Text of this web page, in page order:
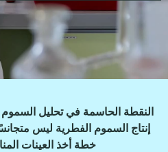
النقطة الحاسمة في تحليل السموم
إنتاج السموم الفطرية ليس
خطة أخذ العينات